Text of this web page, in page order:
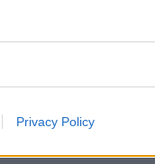
Privacy Policy
για την
27